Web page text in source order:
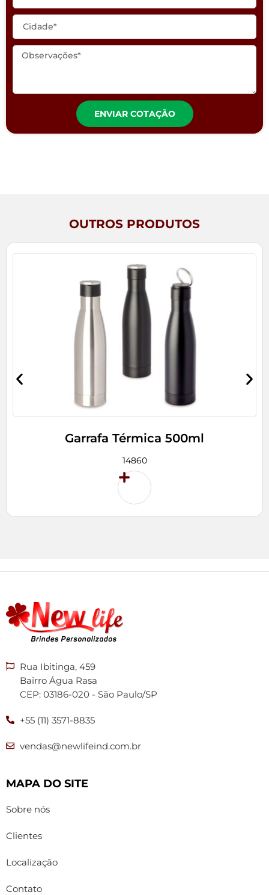
ENVIAR COTAÇÃO
OUTROS PRODUTOS
Garrafa Térmica 500ml
14860
Rua Ibitinga, 459
Bairro Água Rasa
CEP: 03186-020 - São Paulo/SP
+55 (11) 3571-8835
vendas@newlifeind.com.br
MAPA DO SITE
Sobre nós
Clientes
Localização
Contato